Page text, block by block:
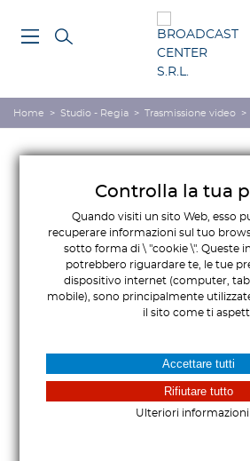
Home > Studio - Regia > Trasmissione video >
Controlla la tua
Quando visiti un sito Web, esso
recuperare informazioni sul tuo
sotto forma di \ "cookie \". Queste
potrebbero riguardare te, le tue
dispositivo internet (computer,
mobile), sono principalmente
il sito come ti
Ulteriori informazioni
Accettare tutti
Rifiutare tutto